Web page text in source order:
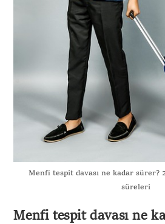
Menfi tespit davası ne kadar sürer?
süreleri
Menfi tespit davası ne